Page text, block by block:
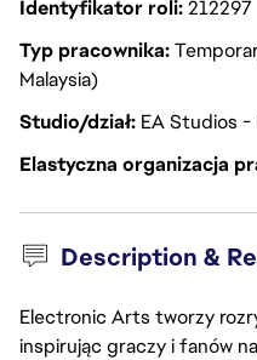
Identyfikator roli212297
Typ pracownika
Malaysia)
Studio/dział EA Studios -
Elastyczna organizacja
Description &
Electronic Arts tworzy
inspirując graczy i fanów